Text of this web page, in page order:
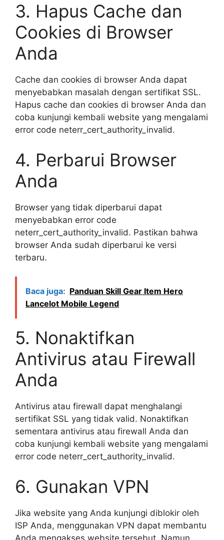
3. Hapus Cache dan
Cookies di Browser
Anda
Cache dan cookies di browser Anda dapat
menyebabkan masalah dengan sertifikat SSL.
Hapus cache dan cookies di browser Anda dan
coba kunjungi kembali website yang mengalami
error code neterr_cert_authority_invalid.
4. Perbarui Browser
Anda
Browser yang tidak diperbarui dapat
menyebabkan error code
neterr_cert_authority_invalid. Pastikan bahwa
browser Anda sudah diperbarui ke versi
terbaru.
Baca juga: Panduan Skill Gear Item Hero
Lancelot Mobile Legend
5. Nonaktifkan
Antivirus atau Firewall
Anda
Antivirus atau firewall dapat menghalangi
sertifikat SSL yang tidak valid. Nonaktifkan
sementara antivirus atau firewall Anda dan
coba kunjungi kembali website yang mengalami
error code neterr_cert_authority_invalid.
6. Gunakan VPN
Jika website yang Anda kunjungi diblokir oleh
ISP Anda, menggunakan VPN dapat membantu
Anda mengakses website tersebut. Namun,